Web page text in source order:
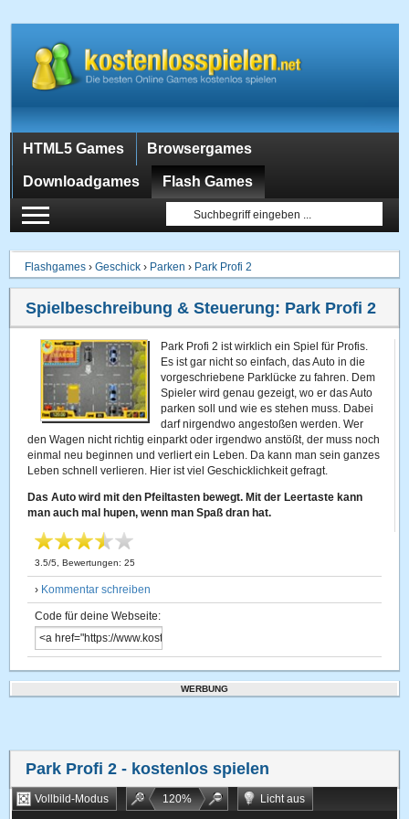
HTML5 Games Browsergames
Downloadgames Flash Games
Flashgames ›Geschick › Parken › Park Profi 2
Spielbeschreibung & Steuerung: Park Profi 2
Park Profi 2 ist wirklich ein Spiel für Profis.
Es ist gar nicht so einfach, das Auto in die
vorgeschriebene Parklücke zu fahren. Dem
Spieler wird genau gezeigt, wo er das Auto
parken soll und wie es stehen muss. Dabei
darf nirgendwo angestoßen werden. Wer
den Wagen nicht richtig einparkt oder irgendwo anstößt, der muss noch
einmal neu beginnen und verliert ein Leben. Da kann man sein ganzes
Leben schnell verlieren. Hier ist viel Geschicklichkeit gefragt.
Das Auto wird mit den Pfeiltasten bewegt. Mit der Leertaste kann
man auch mal hupen, wenn man Spaß dran hat.
3.5/5 , Bewertungen:25
› Kommentar schreiben
Code für deine Webseite:
WERBUNG
Park Profi 2 - kostenlos spielen
Vollbild-Modus 120%
Licht aus